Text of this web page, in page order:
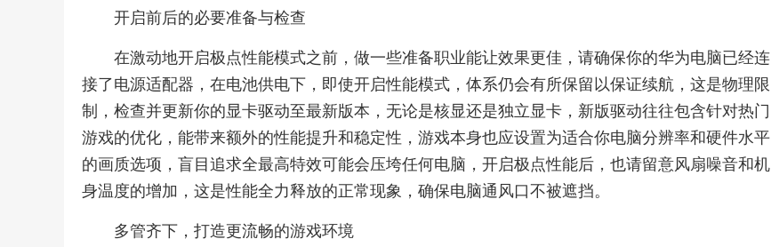
开启前后的必要准备与检查
在激动地开启极点性能模式之前，做一些准备职业能让效果更佳，请确保你的华为电脑已经连
接了电源适配器，在电池供电下，即使开启性能模式，体系仍会有所保留以保证续航，这是物理限
制，检查并更新你的显卡驱动至最新版本，无论是核显还是独立显卡，新版驱动往往包含针对热门
游戏的优化，能带来额外的性能提升和稳定性，游戏本身也应设置为适合你电脑分辨率和硬件水平
的画质选项，盲目追求全最高特效可能会压垮任何电脑，开启极点性能后，也请留意风扇噪音和机
身温度的增加，这是性能全力释放的正常现象，确保电脑通风口不被遮挡。
多管齐下，打造更流畅的游戏环境